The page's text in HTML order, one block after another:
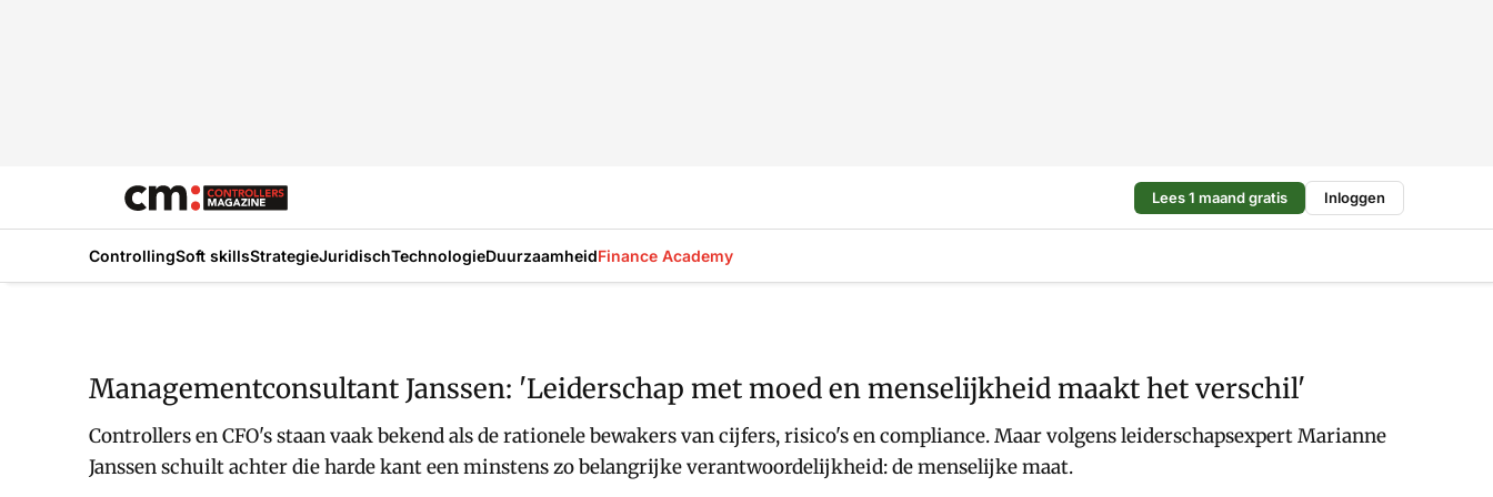
Lees 1 maand gratis Inloggen
ControllingSoft skillsStrategieJuridischTechnologieDuurzaamheidFinance Academy
Managementconsultant Janssen: 'Leiderschap met moed en menselijkheid maakt het verschil'
Controllers en CFO's staan vaak bekend als de rationele bewakers van cijfers, risico's en compliance. Maar volgens leiderschapsexpert Marianne
Janssen schuilt achter die harde kant een minstens zo belangrijke verantwoordelijkheid: de menselijke maat.